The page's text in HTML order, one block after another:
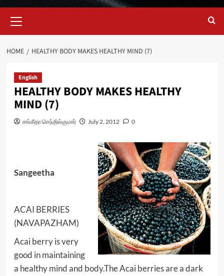
Menu
HOME HEALTHY BODY MAKES HEALTHY MIND (7)
English
HEALTHY BODY MAKES HEALTHY
MIND (7)
சங்கீதா செந்தில்குமார் July 2, 2012 0
Sangeetha
ACAI BERRIES
(NAVAPAZHAM)
Acai berry is very
good in maintaining
a healthy mind and body.The Acai berries are a dark